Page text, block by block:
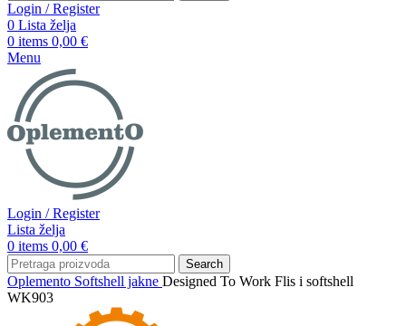
Login / Register
0 Lista želja
0 items 0,00 €
Menu
Login / Register
Lista želja
0 items 0,00 €
Search
Oplemento Softshell jakne Designed To Work Flis i softshell
WK903